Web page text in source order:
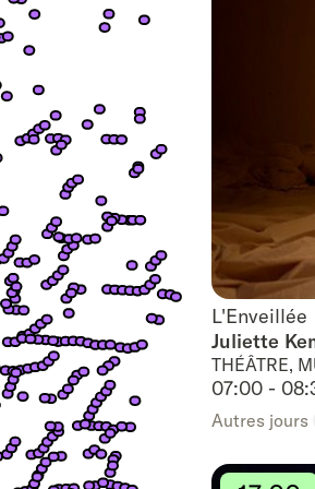
L'Enveillée
L'Enveillée
Juliette
THÉÂTRE,
07:00 -
Autres jours